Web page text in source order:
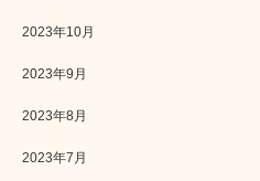
2023年10月
2023年9月
2023年8月
2023年7月